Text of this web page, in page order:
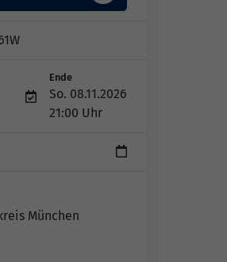
Ende
So. 08.11.2026
21:00 Uhr
München